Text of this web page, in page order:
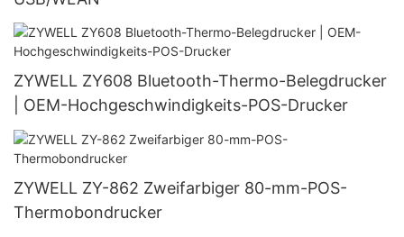
ZYWELL ZY608 Bluetooth-Thermo-Belegdrucker
| OEM-Hochgeschwindigkeits-POS-Drucker
ZYWELL ZY-862 Zweifarbiger 80-mm-POS-
Thermobondrucker